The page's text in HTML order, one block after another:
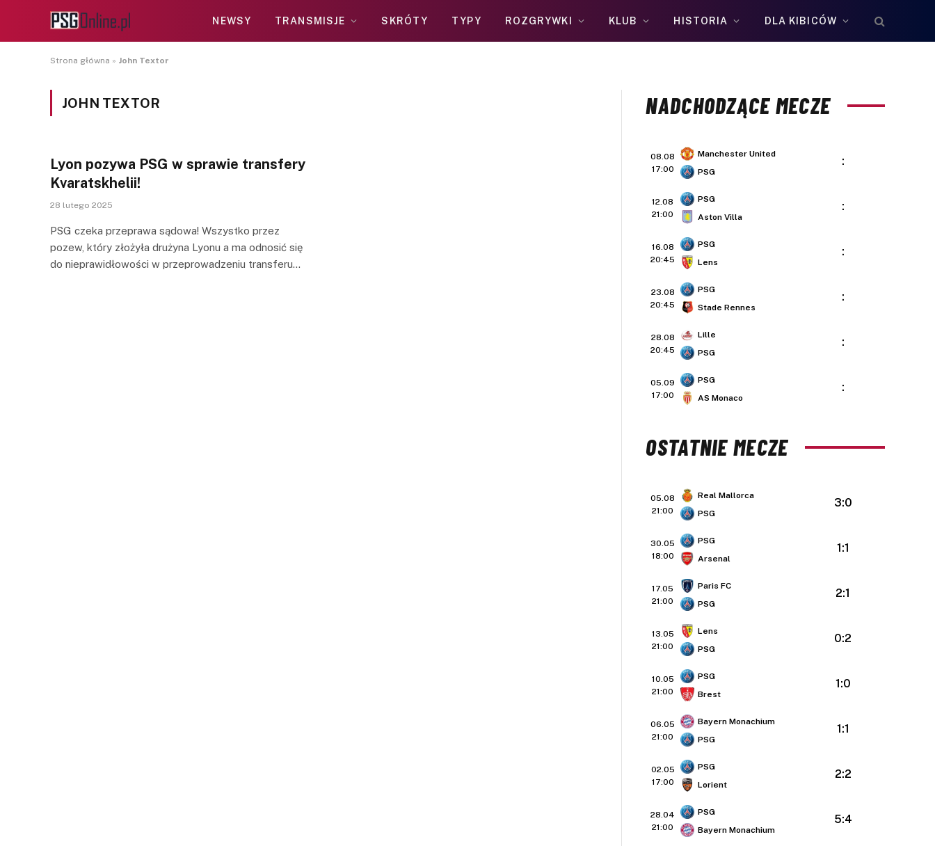
NEWSY TRANSMISJE SKRÓTY TYPY ROZGRYWKI KLUB HISTORIA DLA KIBICÓW
Strona główna » John Textor
JOHN TEXTOR
Lyon pozywa PSG w sprawie transfery
Kvaratskhelii!
28 lutego 2025
PSG czeka przeprawa sądowa! Wszystko przez
pozew, który złożyła drużyna Lyonu a ma odnosić się
do nieprawidłowości w przeprowadzeniu transferu…
NADCHODZĄCE MECZE
08.08
17:00
Manchester United
PSG
:
12.08
21:00
PSG
Aston Villa
:
16.08
20:45
PSG
Lens
:
23.08
20:45
PSG
Stade Rennes
:
28.08
20:45
Lille
PSG
:
05.09
17:00
PSG
AS Monaco
:
OSTATNIE MECZE
05.08
21:00
Real Mallorca
PSG
3:0
30.05
18:00
PSG
Arsenal
1:1
17.05
21:00
Paris FC
PSG
2:1
13.05
21:00
Lens
PSG
0:2
10.05
21:00
PSG
Brest
1:0
06.05
21:00
Bayern Monachium
PSG
1:1
02.05
17:00
PSG
Lorient
2:2
28.04
21:00
PSG
Bayern Monachium
5:4